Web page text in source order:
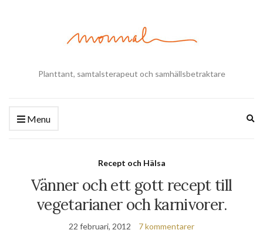
Planttant, samtalsterapeut och samhällsbetraktare
Menu
Recept och Hälsa
Vänner och ett gott recept till
vegetarianer och karnivorer.
22 februari, 2012 7 kommentarer